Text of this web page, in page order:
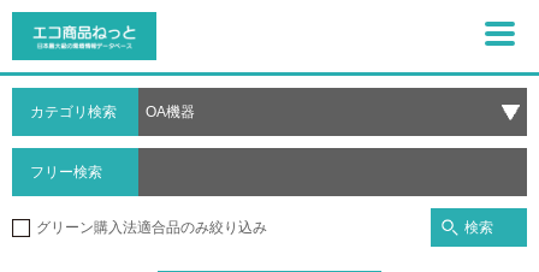
カテゴリ検索
フリー検索
グリーン購入法適合品のみ絞り込み 検索